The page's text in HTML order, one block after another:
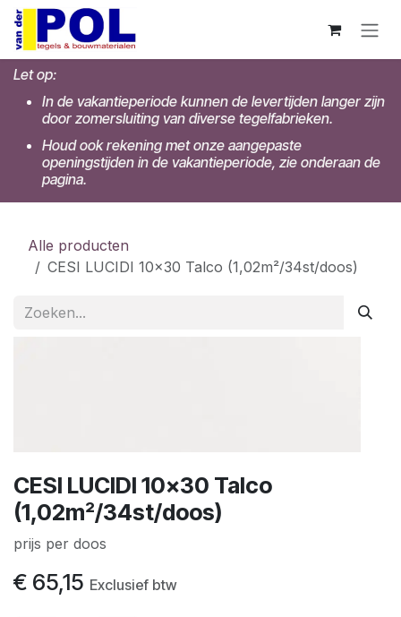
Overslaan naar inhoud
Let op:
In de vakantieperiode kunnen de levertijden langer zijn
door zomersluiting van diverse tegelfabrieken.
Houd ook rekening met onze aangepaste
openingstijden in de vakantieperiode, zie onderaan de
pagina.
Alle producten
CESI LUCIDI 10x30 Talco (1,02m²/34st/doos)
CESI LUCIDI 10x30 Talco
(1,02m²/34st/doos)
prijs per doos
€ 65,15 Exclusief btw